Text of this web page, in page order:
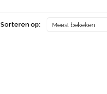
Sorteren op: Meest bekeken